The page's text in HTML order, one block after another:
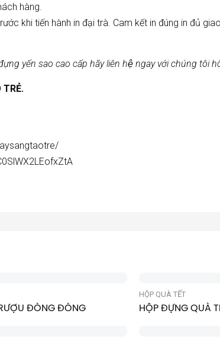
hàng.
khi tiến hành in đại trà. Cam kết in đúng in đủ
yến sao cao cấp hãy liên hệ ngay với chúng tôi
TRẺ.
ĐÒNG ĐÒNG
HỘP QUÀ TẾT
HỘP ĐỰNG QUÀ